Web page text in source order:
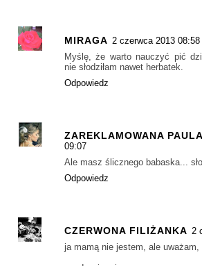
MIRAGA 2 czerwca 2013 08:58
Myślę, że warto nauczyć pić
nie słodziłam nawet herbatek.
Odpowiedz
ZAREKLAMOWANA PAULA
09:07
Ale masz ślicznego babaska...
Odpowiedz
CZERWONA FILIŻANKA 2
ja mamą nie jestem, ale